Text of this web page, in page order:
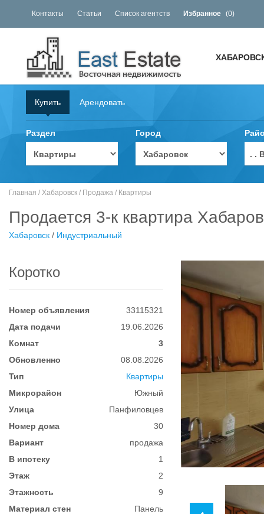
Контакты Статьи Список агентств Избранное (0)
Купить Арендовать
Раздел Город
. .
Главная / Хабаровск / Продажа / Квартиры
Продается 3-к квартира
Хабаровск / Индустриальный
Коротко
Номер объявления
33115321
Дата подачи
19.06.2026
Комнат
3
Обновленно
08.08.2026
Тип
Квартиры
Микрорайон
Южный
Улица
Панфиловцев
Номер дома
30
Вариант
продажа
В ипотеку
1
Этаж
2
Этажность
9
Материал стен
Панель